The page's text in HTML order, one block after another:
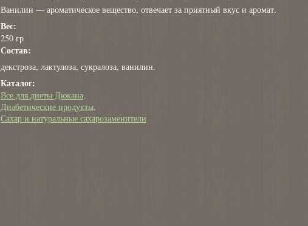
Ванилин — ароматическое вещество, отвечает за приятный вкус и аромат.
Вес:
250 гр
Состав:
декстроза, лактулоза, сукралоза, ванилин.
Каталог:
Все для диеты Дюкана
Диабетические продукты
Сахар и натуральные сахарозаменители